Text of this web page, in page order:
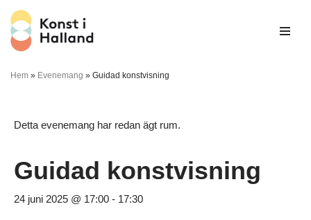
Hoppa
till
innehåll
Hem » Evenemang » Guidad konstvisning
Detta evenemang har redan ägt rum.
Guidad konstvisning
24 juni 2025 @ 17:00 - 17:30